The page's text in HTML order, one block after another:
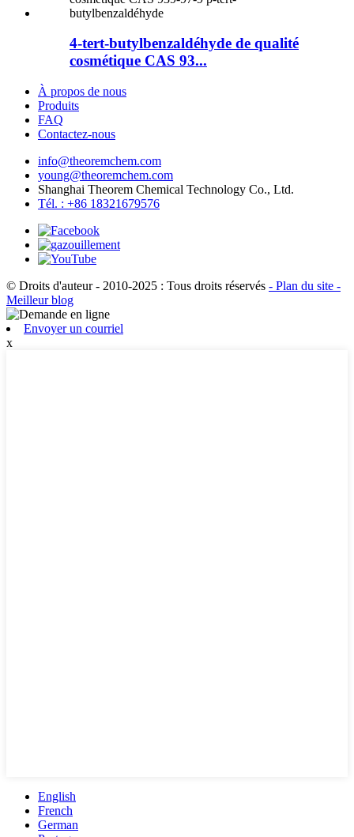
4-tert-butylbenzaldéhyde de qualité
cosmétique CAS 93...
À propos de nous
Produits
FAQ
Contactez-nous
info@theoremchem.com
young@theoremchem.com
Shanghai Theorem Chemical Technology Co., Ltd.
Tél. : +86 18321679576
© Droits d'auteur - 2010-2025 : Tous droits réservés - Plan du site -
Meilleur blog
Envoyer un courriel
x
English
French
German